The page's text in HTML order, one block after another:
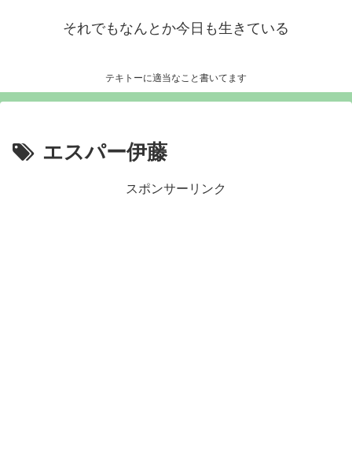
それでもなんとか今日も生きている
テキトーに適当なこと書いてます
エスパー伊藤
スポンサーリンク